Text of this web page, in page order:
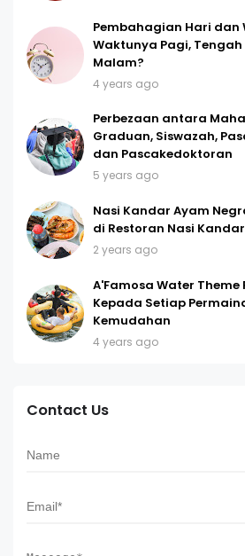
Pembahagian Hari dan
Waktunya Pagi,
Malam?
4 years ago
Perbezaan antara
Graduan, Siswazah,
dan Pascakedoktoran
5 years ago
Nasi Kandar Ayam
di Restoran Nasi
2 years ago
A'Famosa Water Theme
Kepada Setiap
Kemudahan
4 years ago
Contact Us